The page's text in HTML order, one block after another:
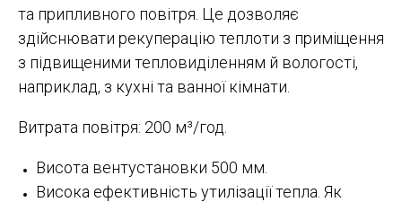
та припливного повітря. Це дозволяє
здійснювати рекуперацію теплоти з приміщення
з підвищеними тепловиділенням й вологості,
наприклад, з кухні та ванної кімнати.
Витрата повітря: 200 м³/год.
Висота вентустановки 500 мм.
Висока ефективність утилізації тепла. Як